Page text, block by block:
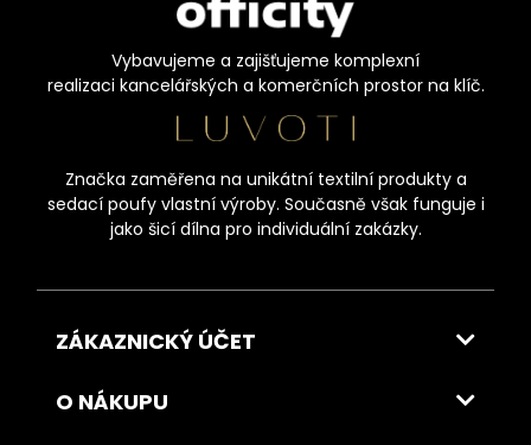
Vybavujeme a zajišťujeme komplexní
realizaci kancelářských a komerčních prostor na klíč.
Značka zaměřena na unikátní textilní produkty a
sedací poufy vlastní výroby. Současně však funguje i
jako šicí dílna pro individuální zakázky.
ZÁKAZNICKÝ ÚČET
O NÁKUPU